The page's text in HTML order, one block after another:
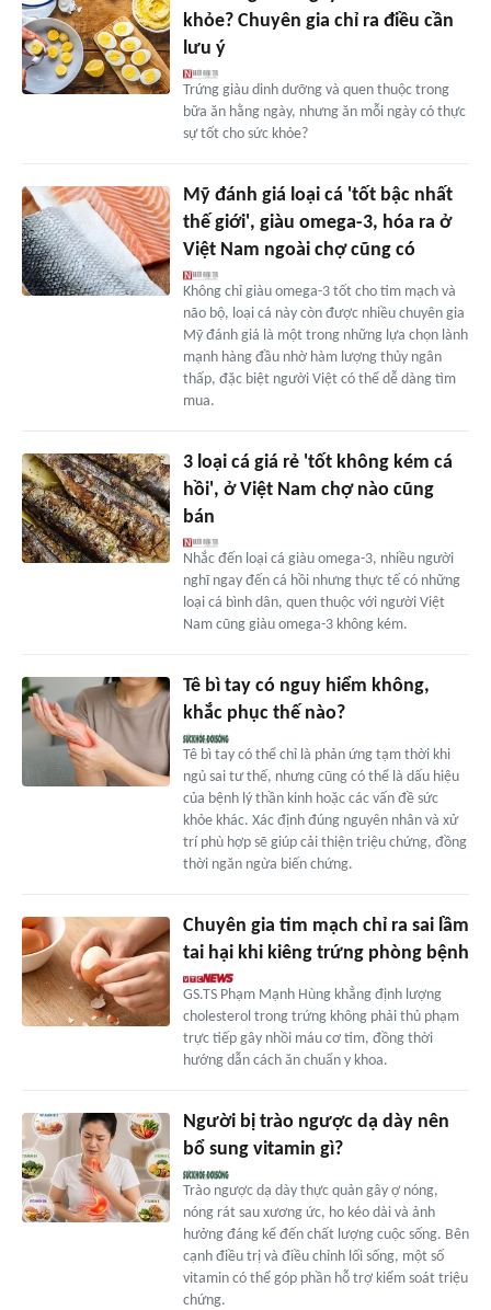
khỏe? Chuyên gia chỉ ra điều cần
lưu ý
Trứng giàu dinh dưỡng và quen thuộc trong
bữa ăn hằng ngày, nhưng ăn mỗi ngày có thực
sự tốt cho sức khỏe?
Mỹ đánh giá loại cá 'tốt bậc nhất
thế giới', giàu omega-3, hóa ra ở
Việt Nam ngoài chợ cũng có
Không chỉ giàu omega-3 tốt cho tim mạch và
não bộ, loại cá này còn được nhiều chuyên gia
Mỹ đánh giá là một trong những lựa chọn lành
mạnh hàng đầu nhờ hàm lượng thủy ngân
thấp, đặc biệt người Việt có thể dễ dàng tìm
mua.
3 loại cá giá rẻ 'tốt không kém cá
hồi', ở Việt Nam chợ nào cũng
bán
Nhắc đến loại cá giàu omega-3, nhiều người
nghĩ ngay đến cá hồi nhưng thực tế có những
loại cá bình dân, quen thuộc với người Việt
Nam cũng giàu omega-3 không kém.
Tê bì tay có nguy hiểm không,
khắc phục thế nào?
Tê bì tay có thể chỉ là phản ứng tạm thời khi
ngủ sai tư thế, nhưng cũng có thể là dấu hiệu
của bệnh lý thần kinh hoặc các vấn đề sức
khỏe khác. Xác định đúng nguyên nhân và xử
trí phù hợp sẽ giúp cải thiện triệu chứng, đồng
thời ngăn ngừa biến chứng.
Chuyên gia tim mạch chỉ ra sai lầm
tai hại khi kiêng trứng phòng bệnh
GS.TS Phạm Mạnh Hùng khẳng định lượng
cholesterol trong trứng không phải thủ phạm
trực tiếp gây nhồi máu cơ tim, đồng thời
hướng dẫn cách ăn chuẩn y khoa.
Người bị trào ngược dạ dày nên
bổ sung vitamin gì?
Trào ngược dạ dày thực quản gây ợ nóng,
nóng rát sau xương ức, ho kéo dài và ảnh
hưởng đáng kể đến chất lượng cuộc sống. Bên
cạnh điều trị và điều chỉnh lối sống, một số
vitamin có thể góp phần hỗ trợ kiểm soát triệu
chứng.